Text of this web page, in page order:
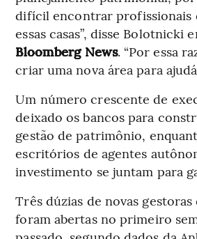
difícil encontrar profissionais
essas casas”, disse Bolotnicki
Bloomberg News. “Por essa
criar uma nova área para
Um número crescente de
deixado os bancos para
gestão de patrimônio,
escritórios de agentes
investimento se juntam para
Três dúzias de novas
foram abertas no primeiro